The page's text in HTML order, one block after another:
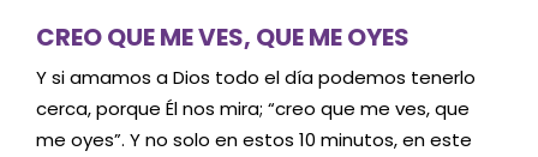
CREO QUE ME VES, QUE ME OYES
Y si amamos a Dios todo el día podemos tenerlo
cerca, porque Él nos mira; “creo que me ves, que
me oyes”. Y no solo en estos 10 minutos, en este